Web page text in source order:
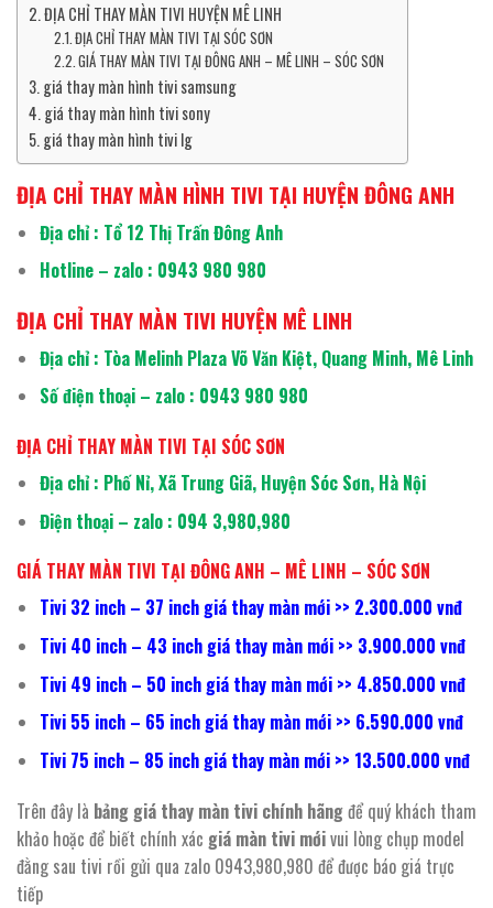
ĐỊA CHỈ THAY MÀN TIVI HUYỆN MÊ LINH
ĐỊA CHỈ THAY MÀN TIVI TẠI SÓC SƠN
GIÁ THAY MÀN TIVI TẠI ĐÔNG ANH – MÊ LINH – SÓC SƠN
giá thay màn hình tivi samsung
giá thay màn hình tivi sony
giá thay màn hình tivi lg
ĐỊA CHỈ THAY MÀN HÌNH TIVI TẠI HUYỆN ĐÔNG ANH
Địa chỉ : Tổ 12 Thị Trấn Đông Anh
Hotline – zalo : 0943 980 980
ĐỊA CHỈ THAY MÀN TIVI HUYỆN MÊ LINH
Địa chỉ : Tòa Melinh Plaza Võ Văn Kiệt, Quang Minh, Mê Linh
Số điện thoại – zalo : 0943 980 980
ĐỊA CHỈ THAY MÀN TIVI TẠI SÓC SƠN
Địa chỉ : Phố Nỉ, Xã Trung Giã, Huyện Sóc Sơn, Hà Nội
Điện thoại – zalo : 094 3,980,980
GIÁ THAY MÀN TIVI TẠI ĐÔNG ANH – MÊ LINH – SÓC SƠN
Tivi 32 inch – 37 inch giá thay màn mới >> 2.300.000 vnđ
Tivi 40 inch – 43 inch giá thay màn mới >> 3.900.000 vnđ
Tivi 49 inch – 50 inch giá thay màn mới >> 4.850.000 vnđ
Tivi 55 inch – 65 inch giá thay màn mới >> 6.590.000 vnđ
Tivi 75 inch – 85 inch giá thay màn mới >> 13.500.000 vnđ
Trên đây là bảng giá thay màn tivi chính hãngđể quý khách tham
khảo hoặc để biết chính xác giá màn tivi mớivui lòng chụp model
đằng sau tivi rồi gửi qua zalo 0943,980,980 để được báo giá trực
tiếp